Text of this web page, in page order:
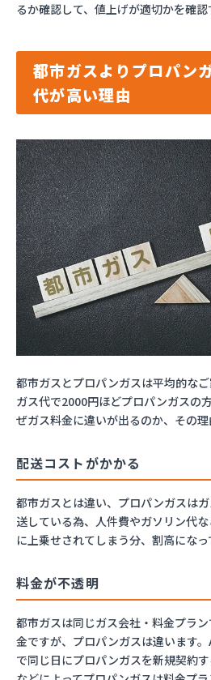
るか確認して、値上げが適切かを確認
都市ガスよりプロパン
代が高い理由
都市ガスとプロパンガスは平均的な
ガス代で2000円ほどプロパンガスの
ぜガス料金に違いが出るのか、その理
配送コストがかかる
都市ガスとは違い、プロパンガスは
送している為、人件費やガソリン代
に上乗せされてしまう分、割高になっ
料金が不透明
都市ガスは同じガス会社・料金プラ
金ですが、プロパンガスは違います
で同じ日にプロパンガスを新規契約